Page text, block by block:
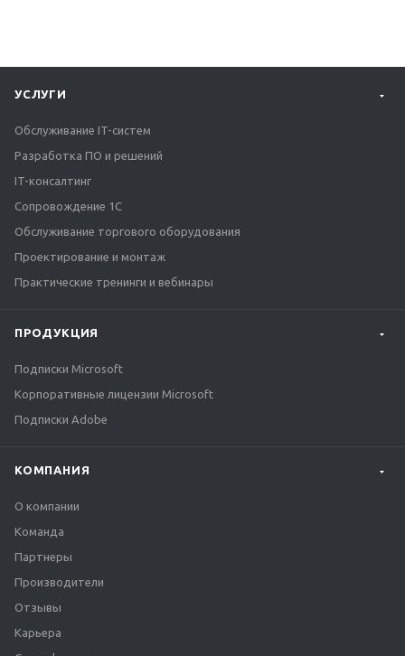
УСЛУГИ
Обслуживание IT-систем
Разработка ПО и решений
IT-консалтинг
Сопровождение 1С
Обслуживание торгового оборудования
Проектирование и монтаж
Практические тренинги и вебинары
ПРОДУКЦИЯ
Подписки Microsoft
Корпоративные лицензии Microsoft
Подписки Adobe
КОМПАНИЯ
О компании
Команда
Партнеры
Производители
Отзывы
Карьера